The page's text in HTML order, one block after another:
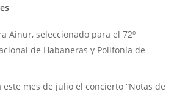
Ainur, seleccionado para el 72º
de Habaneras y Polifonía de
mes de julio el concierto “Notas de